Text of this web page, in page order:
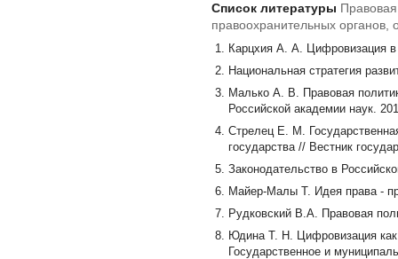
Список литературы
правоохранительных
Карцхия А. А. Цифровизация
Национальная стратегия
Малько А. В. Правовая
Российской академии наук.
Стрелец Е. М.
государства // Вестник
Законодательство в
Майер-Малы Т. Идея права -
Рудковский В.А. Правовая
Юдина Т. Н. Цифровизация как
Государственное и